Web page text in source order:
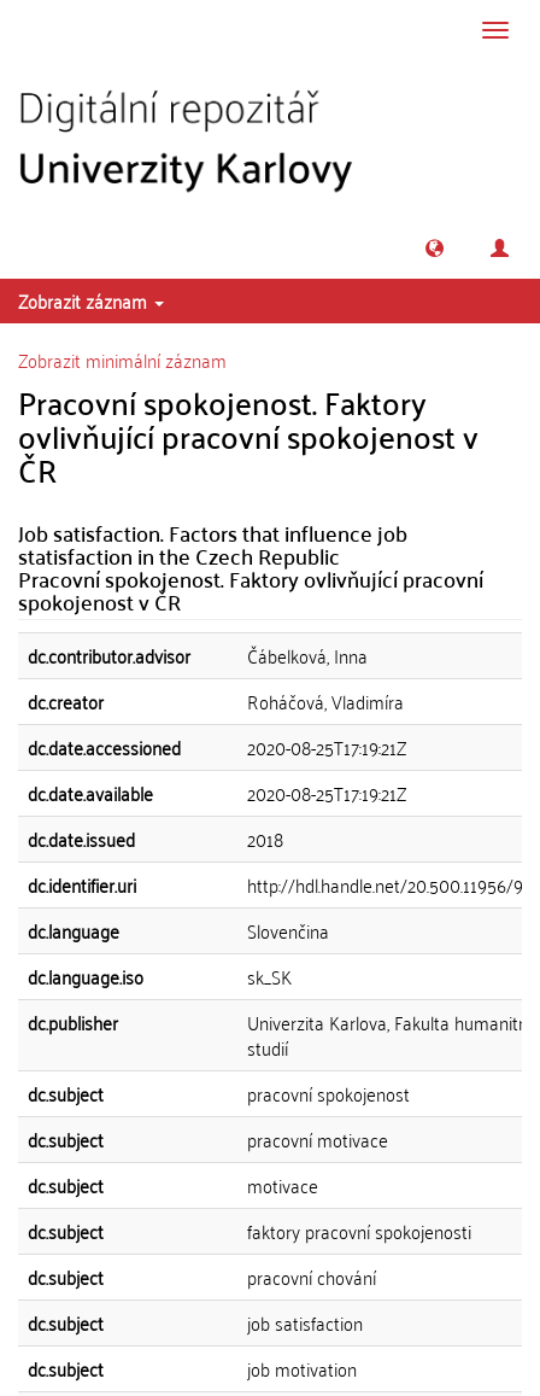
Zobrazit záznam
Zobrazit minimální záznam
Pracovní spokojenost. Faktory
ovlivňující pracovní spokojenost v
ČR
Job satisfaction. Factors that influence job
statisfaction in the Czech Republic
Pracovní spokojenost. Faktory ovlivňující pracovní
spokojenost v ČR
dc.contributor.advisor
Čábelková, Inna
dc.creator
Roháčová, Vladimíra
dc.date.accessioned
2020-08-25T17:19:21Z
dc.date.available
2020-08-25T17:19:21Z
dc.date.issued
2018
dc.identifier.uri
http://hdl.handle.net/20.500.11956/
dc.language
Slovenčina
dc.language.iso
sk_SK
dc.publisher
Univerzita Karlova, Fakulta
studií
dc.subject
pracovní spokojenost
dc.subject
pracovní motivace
dc.subject
motivace
dc.subject
faktory pracovní spokojenosti
dc.subject
pracovní chování
dc.subject
job satisfaction
dc.subject
job motivation